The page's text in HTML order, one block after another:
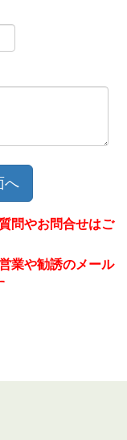
問やお問合せはご
業や勧誘のメール